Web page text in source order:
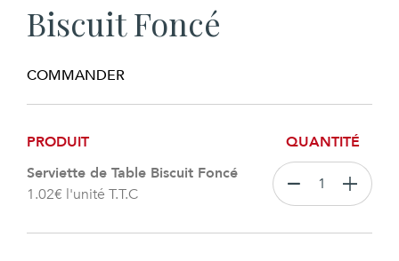
Biscuit Foncé
COMMANDER
PRODUIT
QUANTITÉ
Serviette de Table Biscuit Foncé
1.02€ l'unité T.T.C